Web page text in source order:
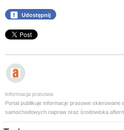
f Udostępnij
Informacja prasowa
Portal publikuje informacje prasowe
samochodowych napraw oraz środowiska